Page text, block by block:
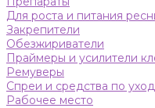
Для роста и питания
Закрепители
Обезжириватели
Праймеры и усилители
Ремуверы
Спреи и средства по
Рабочее место